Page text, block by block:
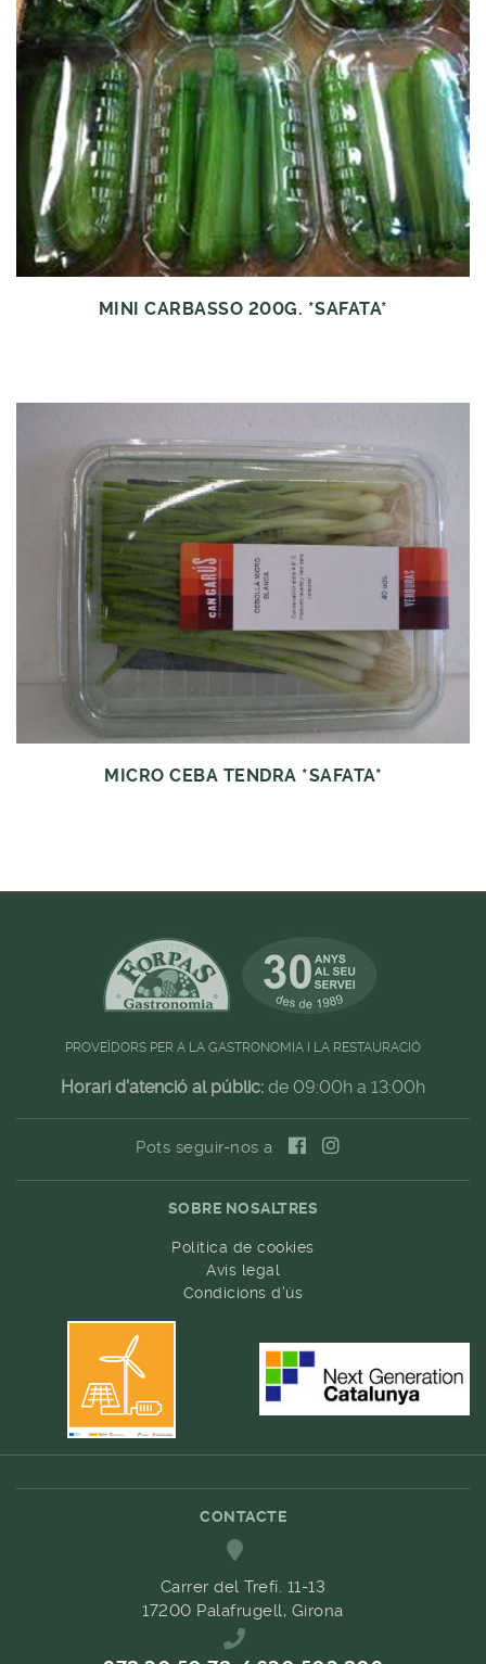
MINI CARBASSO 200G. *SAFATA*
MICRO CEBA TENDRA *SAFATA*
PROVEÏDORS PER A LA GASTRONOMIA I LA RESTAURACIÓ
Horari d'atenció al públic: de 09:00h a 13:00h
Pots seguir-nos a
SOBRE NOSALTRES
Política de cookies
Avís legal
Condicions d'ús
CONTACTE
Carrer del Trefí. 11-13
17200 Palafrugell, Girona